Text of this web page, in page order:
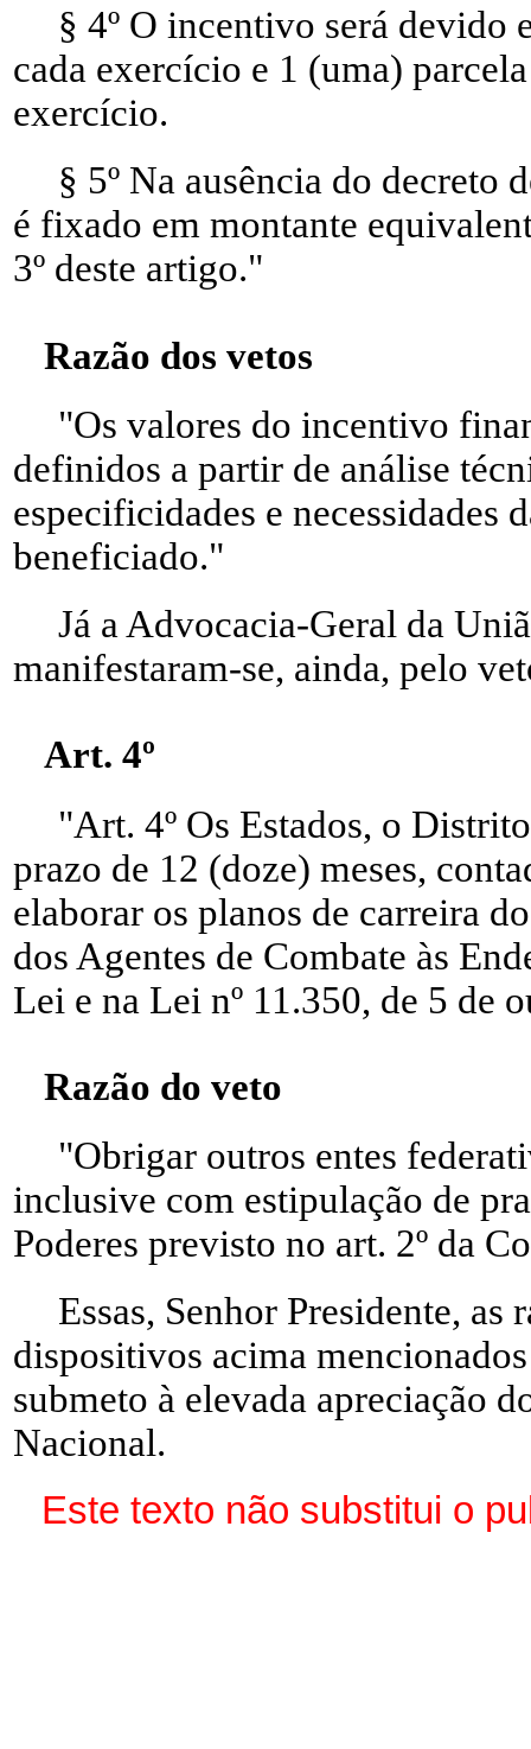
§ 4º O incentivo será devido
cada exercício e 1 (uma)
exercício.
§ 5º Na ausência do decreto
é fixado em montante
3º deste artigo."
Razão dos vetos
"Os valores do incentivo
definidos a partir de análise
especificidades e necessidades
beneficiado."
Já a Advocacia-Geral da
manifestaram-se, ainda, pelo
Art. 4º
"Art. 4º Os Estados, o
prazo de 12 (doze) meses,
elaborar os planos de carreira
dos Agentes de Combate às
Lei e na Lei nº 11.350, de 5 de
Razão do veto
"Obrigar outros entes
inclusive com estipulação de
Poderes previsto no art. 2º da
Essas, Senhor Presidente, as
dispositivos acima
submeto à elevada apreciação
Nacional.
Este texto não substitui o